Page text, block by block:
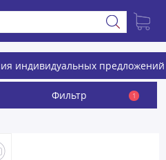
индивидуальных предложений
Фильтр 1